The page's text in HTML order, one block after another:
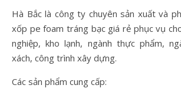
Hà Bắc là công ty chuyên sản xuất và
xốp pe foam tráng bạc giá rẻ phục vụ
nghiệp, kho lạnh, ngành thực phẩm,
xách, công trình xây dựng.
Các sản phẩm cung cấp: